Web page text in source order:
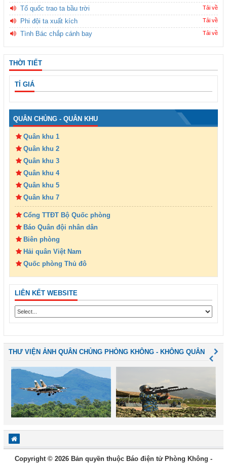
Tổ quốc trao ta bầu trời Tải về
Phi đội ta xuất kích Tải về
Tình Bác chắp cánh bay Tải về
THỜI TIẾT
TỈ GIÁ
QUÂN CHỦNG - QUÂN KHU
Quân khu 1
Quân khu 2
Quân khu 3
Quân khu 4
Quân khu 5
Quân khu 7
Cổng TTĐT Bộ Quốc phòng
Báo Quân đội nhân dân
Biên phòng
Hải quân Việt Nam
Quốc phòng Thủ đô
LIÊN KẾT WEBSITE
THƯ VIỆN ẢNH QUÂN CHỦNG PHÒNG KHÔNG - KHÔNG QUÂN
Copyright © 2026 Bản quyền thuộc Báo điện tử Phòng Không -